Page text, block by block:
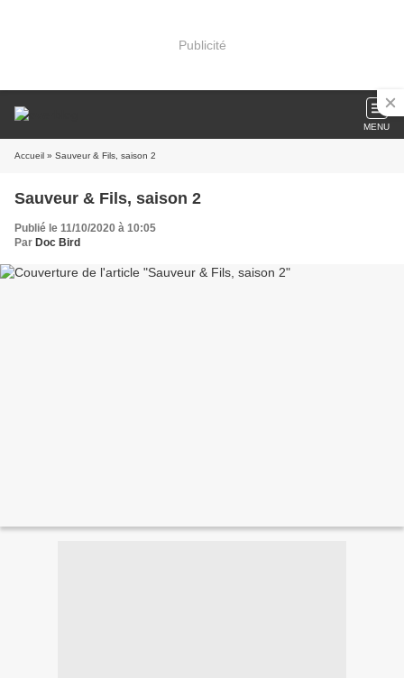
Publicité
MENU
Accueil » Sauveur & Fils, saison 2
Sauveur & Fils, saison 2
Publié le 11/10/2020 à 10:05
Par Doc Bird